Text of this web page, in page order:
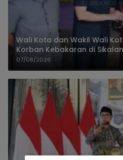
Wali Kota dan Wakil Wali
Korban Kebakaran di
dan Perkuat Mitigasi Bencana
07/08/2026